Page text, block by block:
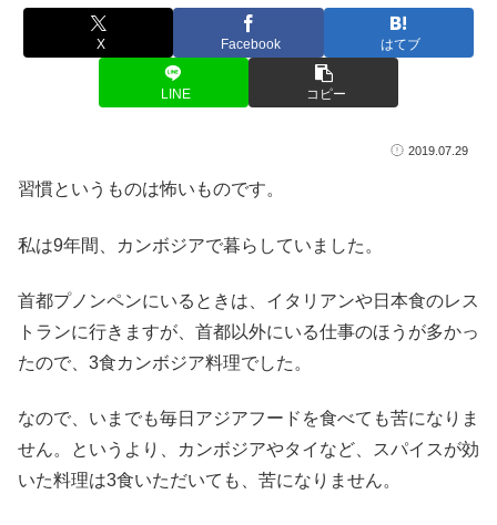
X Facebook はてブ
LINE コピー
2019.07.29
習慣というものは怖いものです。
私は9年間、カンボジアで暮らしていました。
首都プノンペンにいるときは、イタリアンや日本食のレス
トランに行きますが、首都以外にいる仕事のほうが多かっ
たので、3食カンボジア料理でした。
なので、いまでも毎日アジアフードを食べても苦になりま
せん。というより、カンボジアやタイなど、スパイスが効
いた料理は3食いただいても、苦になりません。